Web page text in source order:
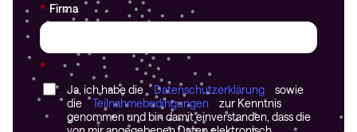
* Firma
*
Ja, ich habe die
Datenschutzerklärung
sowie
die
Teilnahmebedingungen
zur Kenntnis
genommen und bin damit einverstanden, dass die